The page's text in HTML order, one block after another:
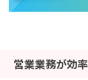
営業業務が効